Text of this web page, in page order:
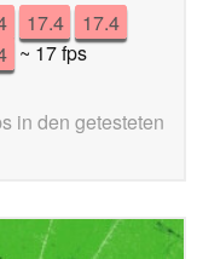
17.4
17.4
~ 17 fps
in den getesteten